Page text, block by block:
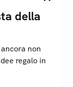
della
non
regalo in